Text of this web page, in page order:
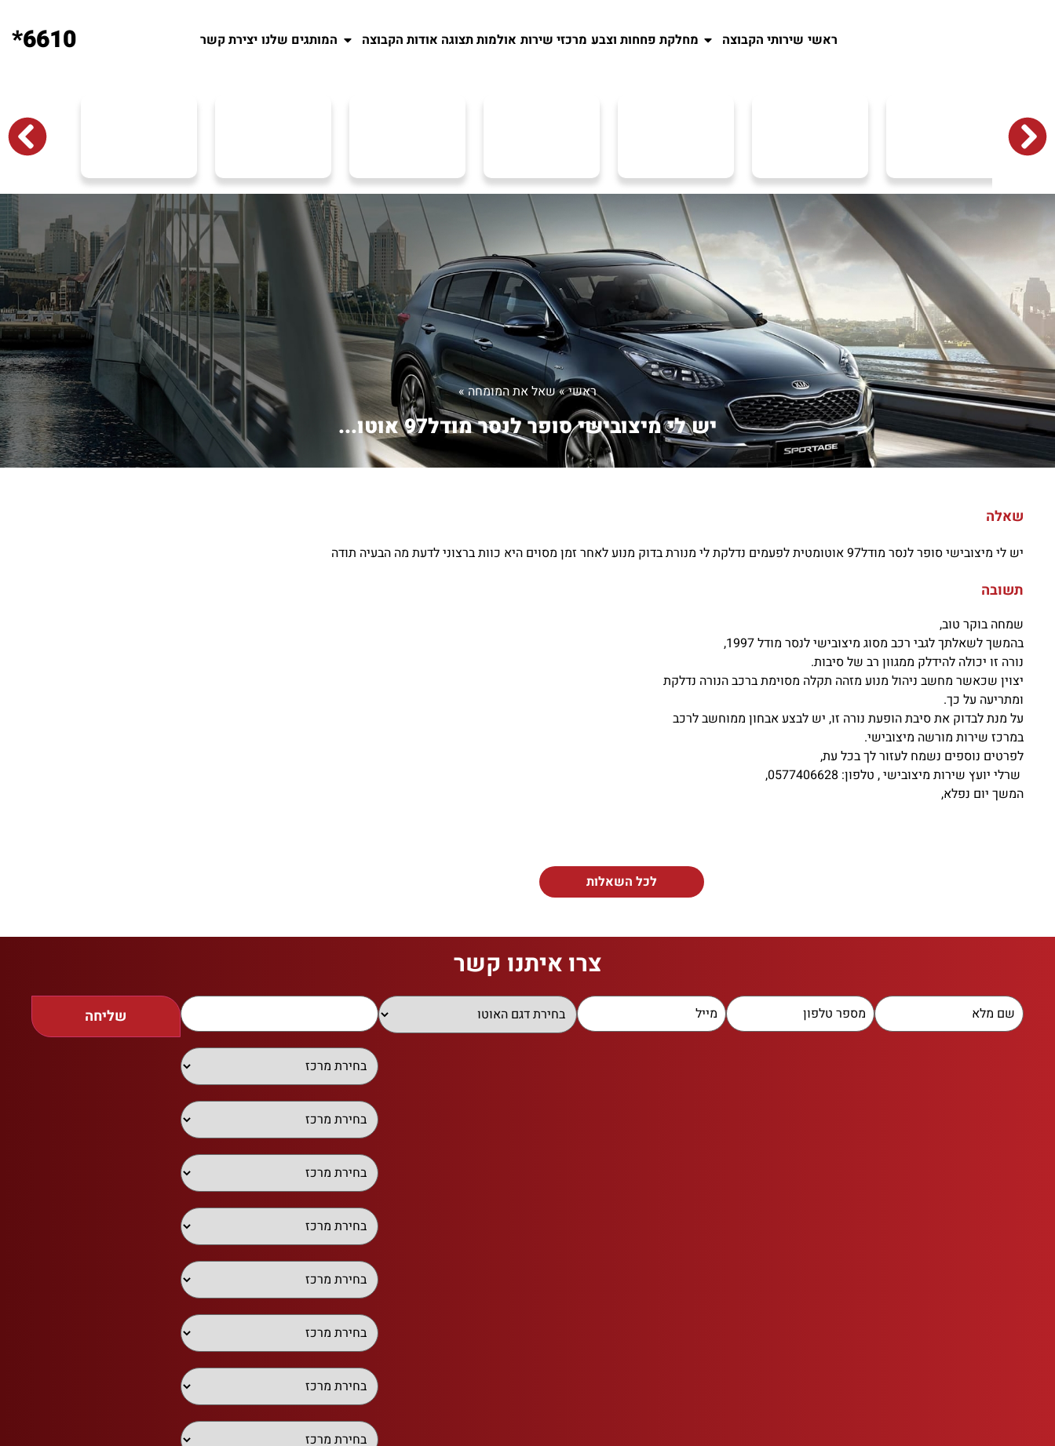
ראשי שירותי הקבוצה מחלקת פחחות וצבע מרכזי שירות אולמות תצוגה אודות הקבוצה המותגים שלנו יצירת קשר 6610*
ראשי»שאל את המומחה»
יש לי מיצובישי סופר לנסר מודל97 אוטו...
שאלה
יש לי מיצובישי סופר לנסר מודל97 אוטומטית לפעמים נדלקת לי מנורת בדוק מנוע לאחר זמן מסוים היא כוות ברצוני לדעת מה הבעיה תודה
תשובה
שמחה בוקר טוב,
בהמשך לשאלתך לגבי רכב מסוג מיצובישי לנסר מודל 1997,
נורה זו יכולה להידלק ממגוון רב של סיבות.
יצוין שכאשר מחשב ניהול מנוע מזהה תקלה מסוימת ברכב הנורה נדלקת
ומתריעה על כך.
על מנת לבדוק את סיבת הופעת נורה זו, יש לבצע אבחון ממוחשב לרכב
במרכז שירות מורשה מיצובישי.
לפרטים נוספים נשמח לעזור לך בכל עת,
שרלי יועץ שירות מיצובישי , טלפון: 0577406628,
המשך יום נפלא,
לכל השאלות
צרו איתנו קשר
שליחה